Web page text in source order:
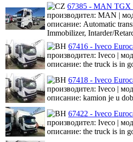
67385 - MAN TGX
производител: MAN |
описание: Automatic
Immobilizer, Intarder/
67416 - Iveco
производител: Iveco |
описание: the truck is in
67418 - Iveco
производител: Iveco |
описание: kamion je u
67422 - Iveco
производител: Iveco |
описание: the truck is in